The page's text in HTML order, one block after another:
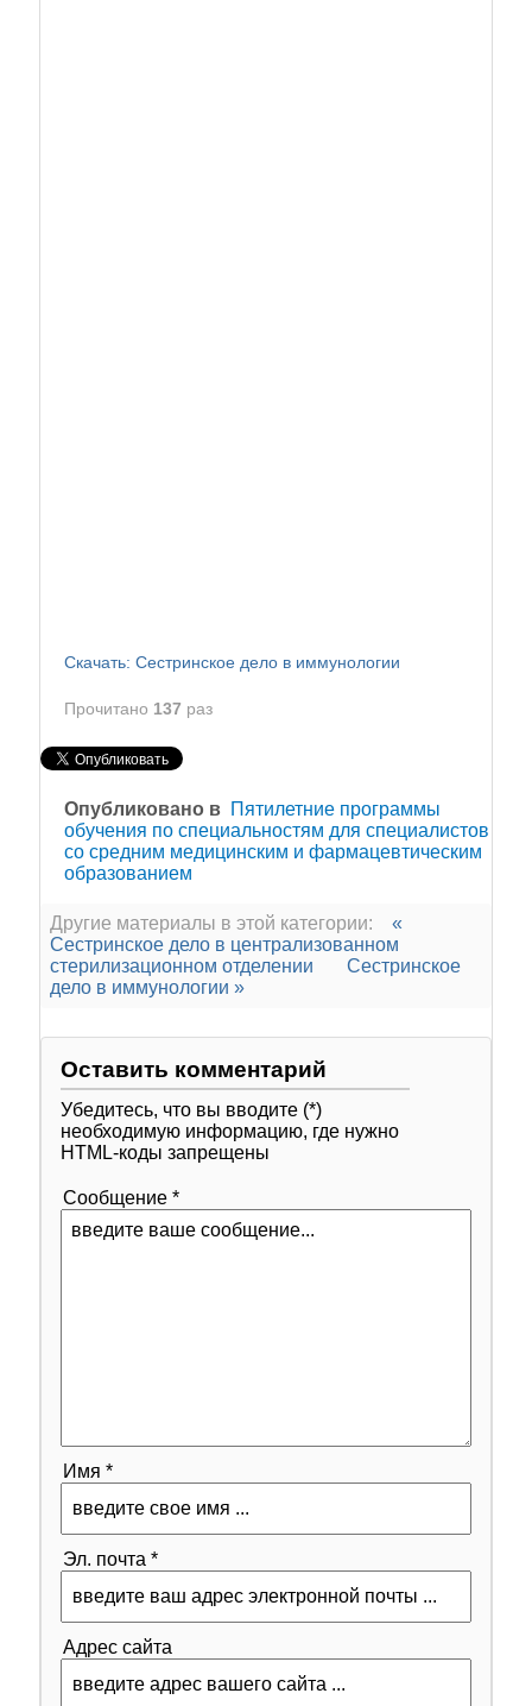
Скачать: Сестринское дело в иммунологии
Прочитано 137 раз
Опубликовано в
Пятилетние программы
обучения по специальностям для специалистов
со средним медицинским и фармацевтическим
образованием
Другие материалы в этой категории:
«
Сестринское дело в централизованном
стерилизационном отделении
Сестринское
дело в иммунологии »
Оставить комментарий
Убедитесь, что вы вводите (*)
необходимую информацию, где нужно
HTML-коды запрещены
Сообщение *
Имя *
Эл. почта *
Адрес сайта